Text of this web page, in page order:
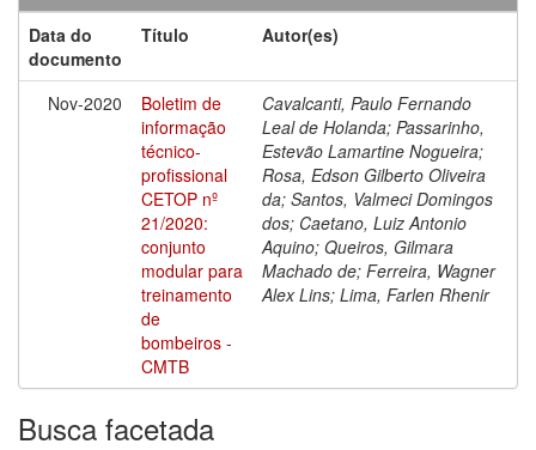
Data do
documento
Título Autor(es)
Nov-2020
Boletim de
informação
técnico-
profissional
CETOP nº
21/2020:
conjunto
modular para
treinamento
de
bombeiros -
CMTB
Cavalcanti, Paulo Fernando
Leal de Holanda; Passarinho,
Estevão Lamartine Nogueira;
Rosa, Edson Gilberto Oliveira
da; Santos, Valmeci Domingos
dos; Caetano, Luiz Antonio
Aquino; Queiros, Gilmara
Machado de; Ferreira, Wagner
Alex Lins; Lima, Farlen Rhenir
Busca facetada